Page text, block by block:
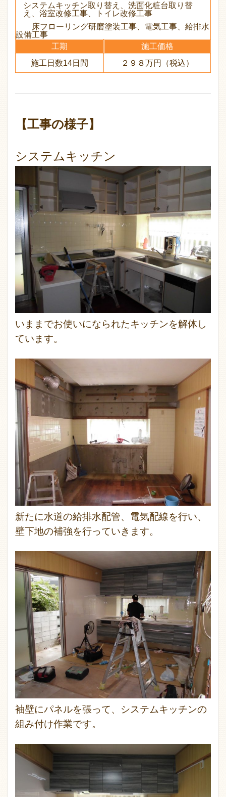
システムキッチン取り替え、洗面化粧台取り替
え、浴室改修工事、トイレ改修工事
床フローリング研磨塗装工事、電気工事、給排水
設備工事
工期
施工価格
施工日数14日間
２９８万円（税込）
【工事の様子】
システムキッチン
いままでお使いになられたキッチンを解体し
ています。
新たに水道の給排水配管、電気配線を行い、
壁下地の補強を行っていきます。
袖壁にパネルを張って、システムキッチンの
組み付け作業です。